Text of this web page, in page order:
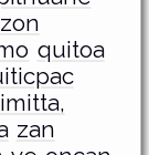
quitoa
zan